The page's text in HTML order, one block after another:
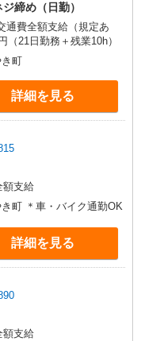
締め（日勤）
費全額支給（規定あ
（21日勤務＋残業10h）
町
詳細を見る
額支給
町 ＊車・バイク通勤OK
詳細を見る
額支給